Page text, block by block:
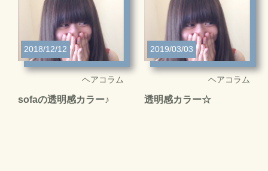
2018/12/12
ヘアコラム
sofaの透明感カラー♪
2019/03/03
ヘアコラム
透明感カラー☆